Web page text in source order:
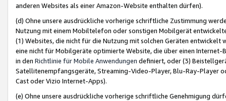
anderen Websites als einer Amazon-Website enthalten dürfen).
(d) Ohne unsere ausdrückliche vorherige schriftliche Zustimmung
Nutzung mit einem Mobiltelefon oder sonstigen Mobilgerät
(1) Websites, die nicht für die Nutzung mit solchen Geräten
eine nicht für Mobilgeräte optimierte Website, die über einen
in den Richtlinie für Mobile Anwendungen definiert, oder (3)
Satellitenempfangsgeräte, Streaming-Video-Player, Blu-Ray-Player
Cast oder Vizio Internet-Apps).
(e) Ohne unsere ausdrückliche vorherige schriftliche Genehmigung